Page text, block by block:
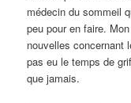
médecin du sommeil
peu pour en faire.
nouvelles concernant
pas eu le temps de
que jamais.